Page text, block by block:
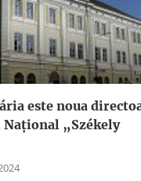
este noua
„Székely